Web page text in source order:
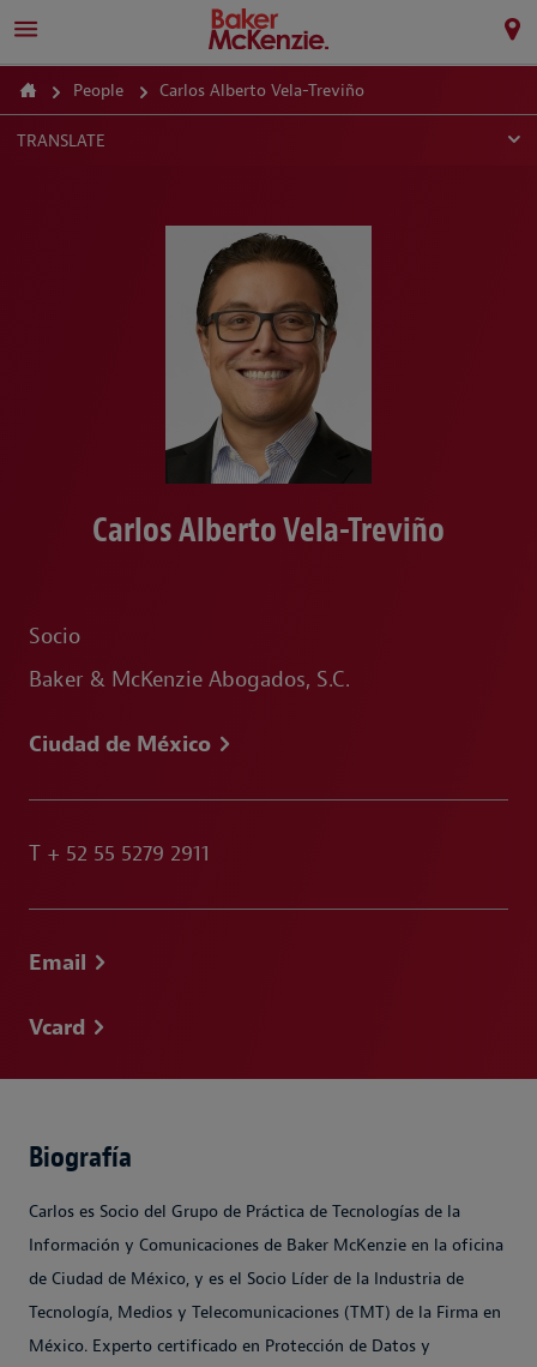
People Carlos Alberto Vela-Treviño
TRANSLATE
Carlos Alberto Vela-Treviño
Socio
Baker & McKenzie Abogados, S.C.
Ciudad de México
T + 52 55 5279 2911
Email
Vcard
Biografía
Carlos es Socio del Grupo de Práctica de Tecnologías de la
Información y Comunicaciones de Baker McKenzie en la oficina
de Ciudad de México, y es el Socio Líder de la Industria de
Tecnología, Medios y Telecomunicaciones (TMT) de la Firma en
México. Experto certificado en Protección de Datos y